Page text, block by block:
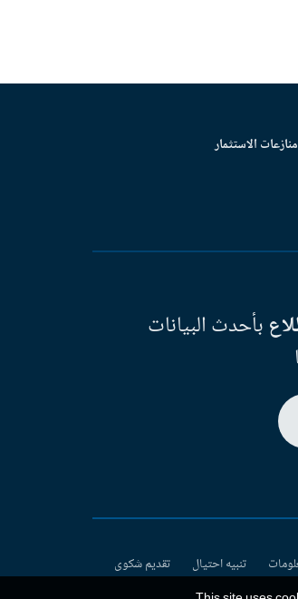
الاستثمار
بأحدث البيانات
تنبيه احتيال
تقديم شكوى